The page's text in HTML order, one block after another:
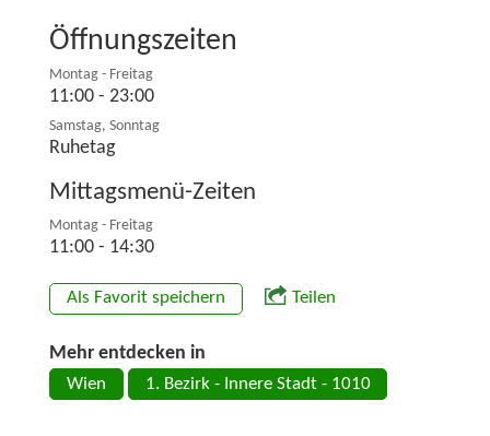
Öffnungszeiten
Montag - Freitag
11:00 - 23:00
Samstag, Sonntag
Ruhetag
Mittagsmenü-Zeiten
Montag - Freitag
11:00 - 14:30
Als Favorit speichern Teilen
Mehr entdecken in
Wien 1. Bezirk - Innere Stadt - 1010